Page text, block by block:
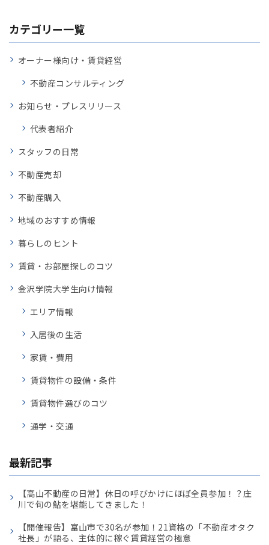
カテゴリー一覧
オーナー様向け・賃貸経営
不動産コンサルティング
お知らせ・プレスリリース
代表者紹介
スタッフの日常
不動産売却
不動産購入
地域のおすすめ情報
暮らしのヒント
賃貸・お部屋探しのコツ
金沢学院大学生向け情報
エリア情報
入居後の生活
家賃・費用
賃貸物件の設備・条件
賃貸物件選びのコツ
通学・交通
最新記事
【高山不動産の日常】休日の呼びかけにほぼ全員参加！？庄
川で旬の鮎を堪能してきました！
【開催報告】富山市で30名が参加！21資格の「不動産オタク
社長」が語る、主体的に稼ぐ賃貸経営の極意